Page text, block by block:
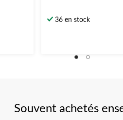
36 en stock
Souvent achetés